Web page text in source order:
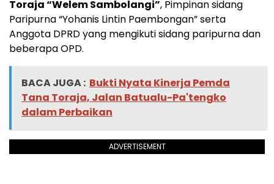
Toraja “Welem Sambolangi”, Pimpinan sidang
Paripurna “Yohanis Lintin Paembongan” serta
Anggota DPRD yang mengikuti sidang paripurna dan
beberapa OPD.
BACA JUGA : Bukti Nyata Kinerja Pemda
Tana Toraja, Jalan Batualu-Pa'tengko
dalam Perbaikan
ADVERTISEMENT